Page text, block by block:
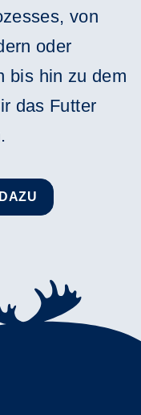
von
oder
bis hin zu dem
das Futter